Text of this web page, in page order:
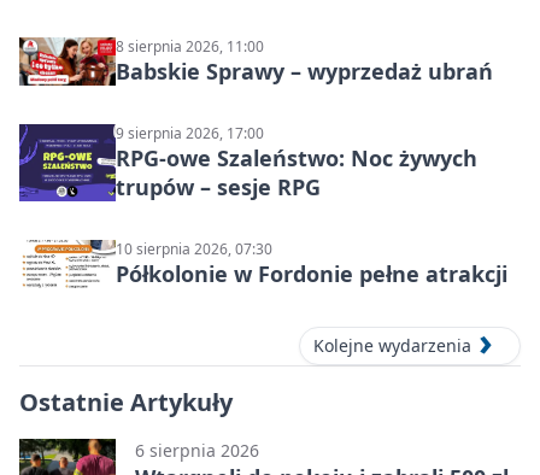
8 sierpnia 2026, 11:00
Babskie Sprawy – wyprzedaż ubrań
9 sierpnia 2026, 17:00
RPG-owe Szaleństwo: Noc żywych
trupów – sesje RPG
10 sierpnia 2026, 07:30
Półkolonie w Fordonie pełne atrakcji
Kolejne wydarzenia
Ostatnie Artykuły
6 sierpnia 2026